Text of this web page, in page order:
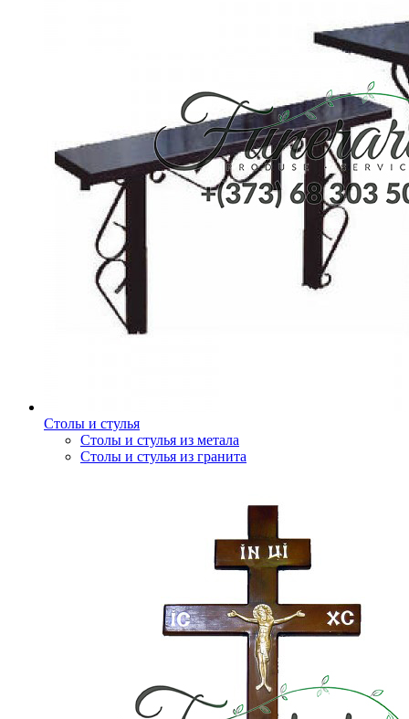
Столы и стулья
Столы и стулья из метала
Столы и стулья из гранита